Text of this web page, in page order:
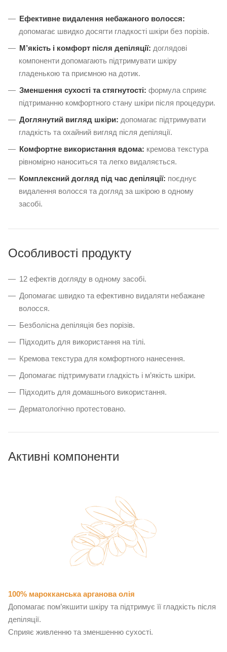
Ефективне видалення небажаного волосся:
допомагає швидко досягти гладкості шкіри без порізів.
М’якість і комфорт після депіляції: доглядові
компоненти допомагають підтримувати шкіру
гладенькою та приємною на дотик.
Зменшення сухості та стягнутості: формула сприяє
підтриманню комфортного стану шкіри після процедури.
Доглянутий вигляд шкіри: допомагає підтримувати
гладкість та охайний вигляд після депіляції.
Комфортне використання вдома: кремова текстура
рівномірно наноситься та легко видаляється.
Комплексний догляд під час депіляції: поєднує
видалення волосся та догляд за шкірою в одному
засобі.
Особливості продукту
12 ефектів догляду в одному засобі.
Допомагає швидко та ефективно видаляти небажане
волосся.
Безболісна депіляція без порізів.
Підходить для використання на тілі.
Кремова текстура для комфортного нанесення.
Допомагає підтримувати гладкість і м’якість шкіри.
Підходить для домашнього використання.
Дерматологічно протестовано.
Активні компоненти
100% марокканська арганова олія
Допомагає пом’якшити шкіру та підтримує її гладкість після
депіляції.
Сприяє живленню та зменшенню сухості.